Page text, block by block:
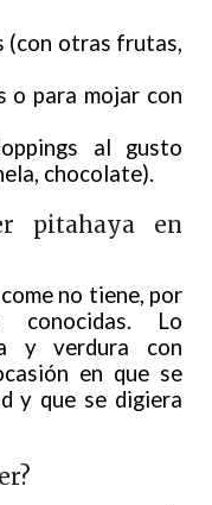
(con otras frutas,
o para mojar con
al gusto
chocolate).
pitahaya en
no tiene, por
conocidas. Lo
y verdura con
en que se
y que se digiera